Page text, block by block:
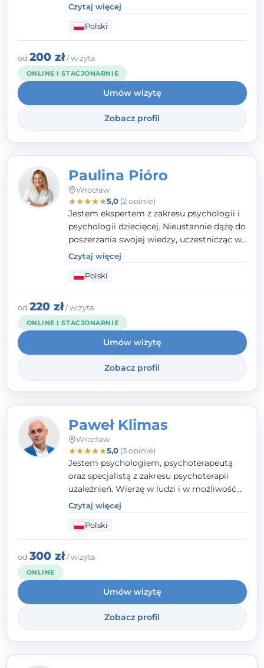
Psychoterapii Psychodynamicznej. W
mojej pracy zawodowej kładę duży nacisk
na uważne słuchanie Pacjenta. Interesuje
mnie szczególnie psychoterapia zaburzeń
osobowości, zaburzeń nerwicowych i
lękowych, a także zagadnienia związane z
małżeństwem i rodziną, w tym problemy w
relacjach rodzinnych. Nie specjalizuję się w
uzależnieniach.
Czytaj więcej
Polski
od 200 zł/ wizyta
ONLINE I STACJONARNIE
Umów wizytę
Zobacz profil
Paulina Pióro
Wrocław
★★★★★5,0(2 opinie)
Jestem ekspertem z zakresu psychologii i
psychologii dziecięcej. Nieustannie dążę do
poszerzania swojej wiedzy, uczestnicząc w
różnorodnych szkoleniach. Pracując z
dziećmi, młodzieżą i młodymi dorosłymi
niezwykle ważne jest dla mnie poczucie
bezpieczeństwa, zrozumienia oraz wolności
w wyrażaniu swojego zdania. Kieruję się
etyką zawodową, wierząc, że każdy
człowiek powinien otrzymać wsparcie i
pomoc, by poradzić sobie ze swoimi
problemami.
Czytaj więcej
Polski
od 220 zł/ wizyta
ONLINE I STACJONARNIE
Umów wizytę
Zobacz profil
Paweł Klimas
Wrocław
★★★★★5,0(3 opinie)
Jestem psychologiem, psychoterapeutą
oraz specjalistą z zakresu psychoterapii
uzależnień. Wierzę w ludzi i w możliwość
wprowadzenia zmian w ich życiu. Bardzo
często przekonuje się o tym, że każdy z nas,
w tym Ty i ja, ma wpływ na swoje
szczęście. Należy uwierzyć w siebie i działać
w obranym kierunku.
Czytaj więcej
Polski
od 300 zł/ wizyta
ONLINE
Umów wizytę
Zobacz profil